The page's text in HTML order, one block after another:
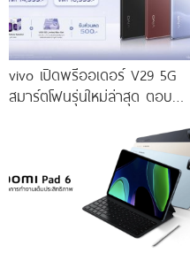
vivo เปิดพรีออเดอร์ V29 5G
สมาร์ตโฟนรุ่นใหม่ล่าสุด ตอบ
ราคาเริ่มต้นเพียง 14,999 บาท
จัดเต็มกับโปรโมชันพิเศษก่อนใคร